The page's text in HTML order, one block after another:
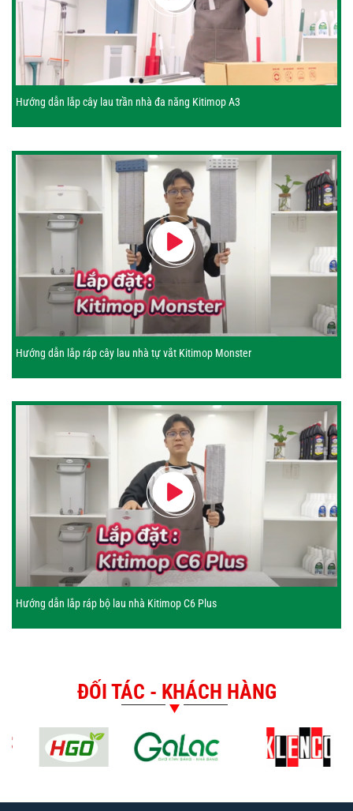
Hướng dẫn lắp cây lau trần nhà đa năng Kitimop A3
Hướng dẫn lắp ráp cây lau nhà tự vắt Kitimop Monster
Hướng dẫn lắp ráp bộ lau nhà Kitimop C6 Plus
ĐỐI TÁC - KHÁCH HÀNG